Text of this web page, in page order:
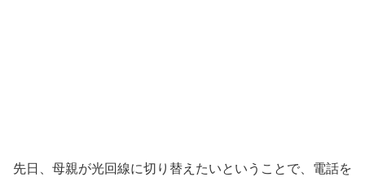
先日、母親が光回線に切り替えたいということで、電話を